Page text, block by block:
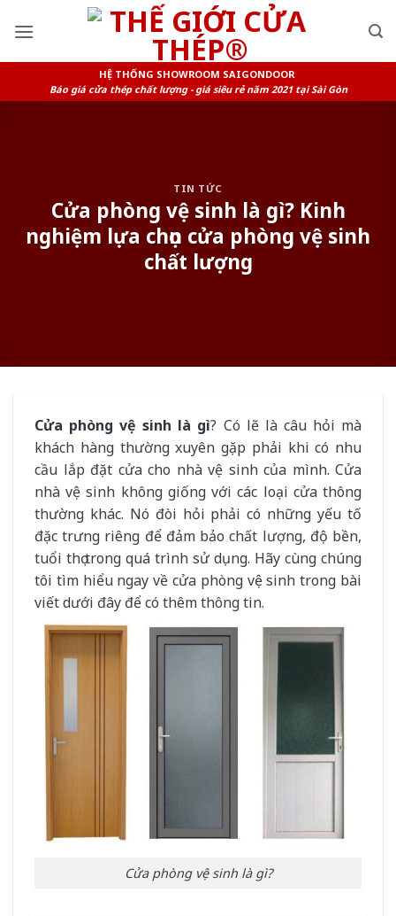
HỆ THỐNG SHOWROOM SAIGONDOOR
Báo giá cửa thép chất lượng - giá siêu rẻ năm 2021 tại Sài Gòn
TIN TỨC
Cửa phòng vệ sinh là gì? Kinh
nghiệm lựa chọn cửa phòng vệ sinh
chất lượng
Cửa phòng vệ sinh là gì? Có lẽ là câu hỏi mà
khách hàng thường xuyên gặp phải khi có nhu
cầu lắp đặt cửa cho nhà vệ sinh của mình. Cửa
nhà vệ sinh không giống với các loại cửa thông
thường khác. Nó đòi hỏi phải có những yếu tố
đặc trưng riêng để đảm bảo chất lượng, độ bền,
tuổi thọ trong quá trình sử dụng. Hãy cùng chúng
tôi tìm hiểu ngay về cửa phòng vệ sinh trong bài
viết dưới đây để có thêm thông tin.
Cửa phòng vệ sinh là gì?